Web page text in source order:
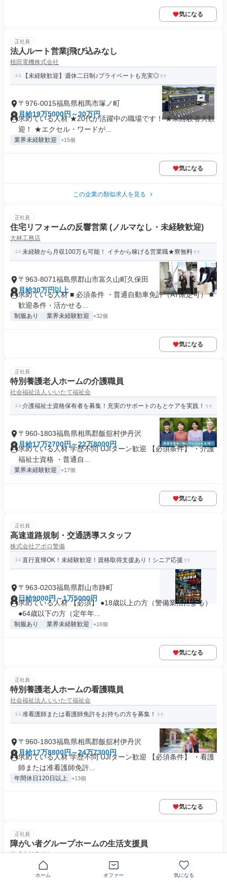
気になる
正社員
法人ルート営業|飛び込みなし
植田電機株式会社
【未経験歓迎】週休二日制♪プライベートも充実◎
〒976-0015福島県相馬市塚ノ町
月給19万5000円～30万円
求めている人材 ★20代が活躍中の職場です！ ★未経験者大歓
迎！ ★エクセル・ワードが...
業界未経験歓迎 +15個
気になる
この企業の類似求人を見る
正社員
住宅リフォームの反響営業 (ノルマなし・未経験歓迎)
大林工務店
未経験から月収100万も可能！ イチから稼げる営業職★寮無料
〒963-8071福島県郡山市富久山町久保田
月給30万円以上
求めている人材 ■ 必須条件 ・普通自動車免許（AT限定可） ■
歓迎条件・活かせる...
制服あり 業界未経験歓迎 +32個
気になる
正社員
特別養護老人ホームの介護職員
社会福祉法人 いいたて福祉会
介護福祉士資格保有者を募集！充実のサポートのもとケアを実践！
〒960-1803福島県相馬郡飯舘村伊丹沢
月給17万2700円～22万8000円
求めている人材 学歴不問 UJIターン歓迎 【必須条件】 ・介護
福祉士資格 ・普通自...
業界未経験歓迎 +17個
気になる
正社員
高速道路規制・交通誘導スタッフ
株式会社アポロ警備
直行直帰OK！未経験歓迎！資格取得支援あり！シニア応援
〒963-0203福島県郡山市静町
日給9000円～1万5000円
求めている人材 【必須】 ●18歳以上の方（警備業法による）
●64歳以下の方（定年年...
制服あり 業界未経験歓迎 +16個
気になる
正社員
特別養護老人ホームの看護職員
社会福祉法人 いいたて福祉会
准看護師または看護師免許をお持ちの方を募集！
〒960-1803福島県相馬郡飯舘村伊丹沢
月給17万8800円～24万7300円
求めている人材 学歴不問 UJIターン歓迎 【必須条件】 ・看護
師または准看護師免許...
年間休日120日以上 +13個
気になる
正社員
障がい者グループホームの生活支援員
株式会社Guild
【未経験から月27万円可！】夜勤専従・日勤のみの選択OK！資格
取得費用は会社が全額負担しま...
ホーム オファー 気になる